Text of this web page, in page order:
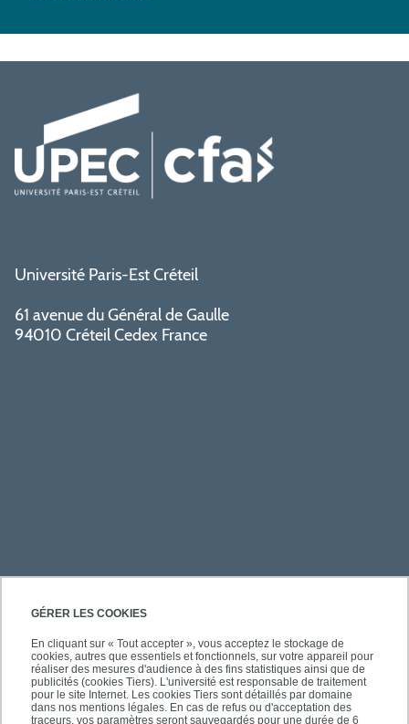
GÉRER LES COOKIES
En cliquant sur « Tout accepter », vous acceptez le stockage de
cookies, autres que essentiels et fonctionnels, sur votre appareil pour
réaliser des mesures d'audience à des fins statistiques ainsi que de
publicités (cookies Tiers). L'université est responsable de traitement
pour le site Internet. Les cookies Tiers sont détaillés par domaine
dans nos mentions légales. En cas de refus ou d'acceptation des
traceurs, vos paramètres seront sauvegardés pour une durée de 6
Université Paris-Est Créteil
61 avenue du Général de Gaulle
94010 Créteil Cedex France
PRATIQUE
À PROPOS DE L'UPEC